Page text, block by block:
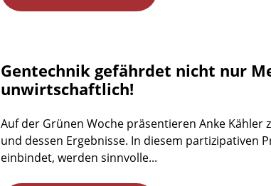
Gentechnik gefährdet nicht nur
unwirtschaftlich!
Auf der Grünen Woche präsentieren Anke Kähler
und dessen Ergebnisse. In diesem partizipativen
einbindet, werden sinnvolle...